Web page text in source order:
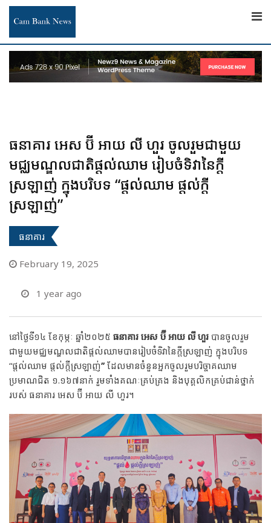
Skip
content
ធនាគារ អេស ប៊ី អាយ លី ហួរ ចូលរួមជាមួយ
មជ្ឈមណ្ឌលជាតិផ្តល់ឈាម រៀបចំទិវានៃក្តី
ស្រឡាញ់ ក្នុងបរិបទ “ផ្តល់ឈាម ផ្តល់ក្តី
ស្រឡាញ់”
ធនាគារ
February 19, 2025
1 year ago
នៅថ្ងៃទី១៤ ខែកុម្ភៈ ឆ្នាំ២០២៥ ធនាគារ អេស ប៊ី អាយ លី ហួរ បានចូលរួម​​
ជាមួយ​មជ្ឈមណ្ឌលជាតិផ្តល់ឈាម​បានរៀបចំទិវានៃក្តីស្រឡាញ់ ក្នុងបរិបទ
“ផ្តល់ឈាម ផ្តល់ក្តីស្រឡាញ់” ដែលមាន​​ចំនួន​អ្នក​ចូល​រួមបរិច្ចាគ​ឈាម​
ប្រមាណជិត ១.១៦៧នាក់ រួមទាំងគណៈគ្រប់គ្រង និងបុគ្គលិកគ្រប់ជាន់ថ្នាក់
របស់ ធនាគារ អេស ប៊ី អាយ លី ហួរ។